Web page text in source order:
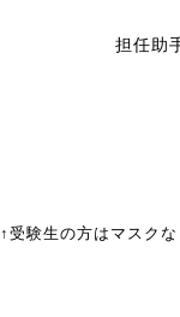
担任助
↑受験生の方はマスク